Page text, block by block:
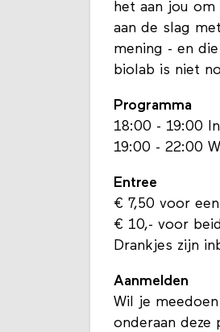
het aan jou
aan de slag
mening - en
biolab is niet
Programma
18:00 - 19:00
19:00 - 22:00
Entree
€ 7,50 voor
€ 10,- voor
Drankjes zijn
Aanmelden
Wil je
onderaan deze